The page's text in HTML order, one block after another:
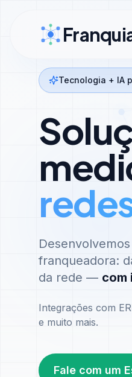
Tecnologia + IA
franqueadora:
da rede — com
Integrações com
e muito mais.
Fale com um